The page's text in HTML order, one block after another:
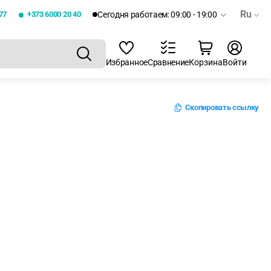
+373 6000 20 40 Сегодня работаем: 09:00 - 19:00 Ru
ИзбранноеСравнениеКорзинаВойти
Скопировать ссылку